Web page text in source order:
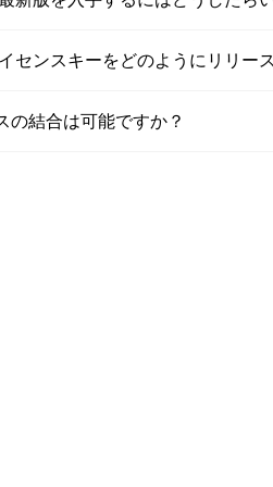
センスキーをどのようにリリー
の結合は可能ですか？